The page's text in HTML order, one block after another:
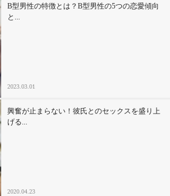
B型男性の特徴とは？B型男性の5つの恋愛傾向
と...
2023.03.01
興奮が止まらない！彼氏とのセックスを盛り上
げる...
2020.04.23